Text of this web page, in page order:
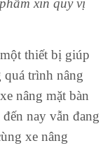
xin quý vị
thiết bị giúp
trình nâng
nâng mặt bàn
nay vẫn đang
xe nâng